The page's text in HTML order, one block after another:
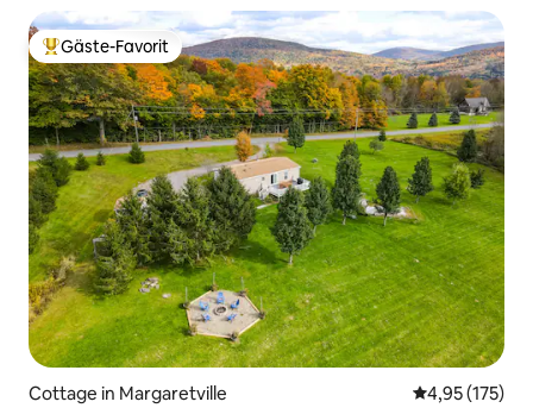
Beliebter Gäste-Favorit.
Gäste-Favorit
Cottage in Margaretville
4,95 (175)